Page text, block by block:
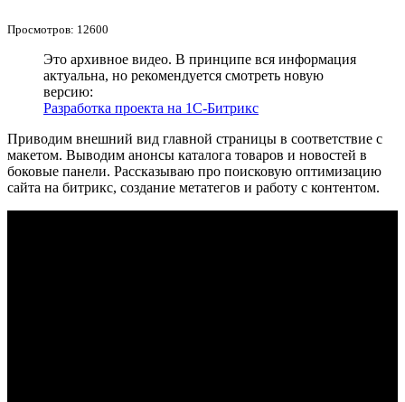
Просмотров: 12600
Это архивное видео. В принципе вся информация
актуальна, но рекомендуется смотреть новую
версию:
Разработка проекта на 1С-Битрикс
Приводим внешний вид главной страницы в соответствие с
макетом. Выводим анонсы каталога товаров и новостей в
боковые панели. Рассказываю про поисковую оптимизацию
сайта на битрикс, создание метатегов и работу с контентом.